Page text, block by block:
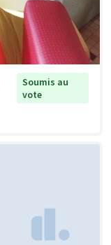
Soumis au
vote